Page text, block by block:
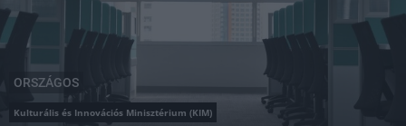
ORSZÁGOS
Kulturális és Innovációs Minisztérium (KIM)